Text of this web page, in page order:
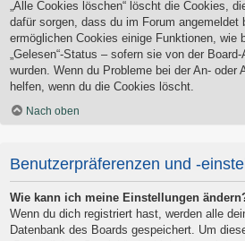
„Alle Cookies löschen“ löscht die Cookies,
dafür sorgen, dass du im Forum angemeldet
ermöglichen Cookies einige Funktionen, wie
„Gelesen“-Status – sofern sie von der
wurden. Wenn du Probleme bei der An- oder
helfen, wenn du die Cookies löscht.
Nach oben
Benutzerpräferenzen und -
Wie kann ich meine Einstellungen
Wenn du dich registriert hast, werden alle
Datenbank des Boards gespeichert. Um